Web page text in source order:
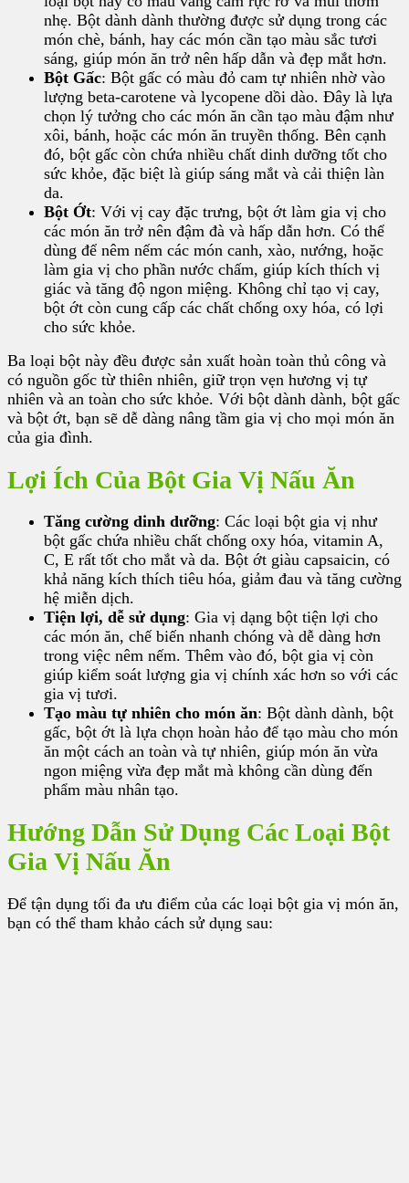
nhẹ. Bột dành dành thường được sử dụng trong các
món chè, bánh, hay các món cần tạo màu sắc tươi
sáng, giúp món ăn trở nên hấp dẫn và đẹp mắt hơn.
Bột Gấc: Bột gấc có màu đỏ cam tự nhiên nhờ vào
lượng beta-carotene và lycopene dồi dào. Đây là lựa
chọn lý tưởng cho các món ăn cần tạo màu đậm như
xôi, bánh, hoặc các món ăn truyền thống. Bên cạnh
đó, bột gấc còn chứa nhiều chất dinh dưỡng tốt cho
sức khỏe, đặc biệt là giúp sáng mắt và cải thiện làn
da.
Bột Ớt: Với vị cay đặc trưng, bột ớt làm gia vị cho
các món ăn trở nên đậm đà và hấp dẫn hơn. Có thể
dùng để nêm nếm các món canh, xào, nướng, hoặc
làm gia vị cho phần nước chấm, giúp kích thích vị
giác và tăng độ ngon miệng. Không chỉ tạo vị cay,
bột ớt còn cung cấp các chất chống oxy hóa, có lợi
cho sức khỏe.
Ba loại bột này đều được sản xuất hoàn toàn thủ công và
có nguồn gốc từ thiên nhiên, giữ trọn vẹn hương vị tự
nhiên và an toàn cho sức khỏe. Với bột dành dành, bột gấc
và bột ớt, bạn sẽ dễ dàng nâng tầm gia vị cho mọi món ăn
của gia đình.
Lợi Ích Của Bột Gia Vị Nấu Ăn
Tăng cường dinh dưỡng: Các loại bột gia vị như
bột gấc chứa nhiều chất chống oxy hóa, vitamin A,
C, E rất tốt cho mắt và da. Bột ớt giàu capsaicin, có
khả năng kích thích tiêu hóa, giảm đau và tăng cường
hệ miễn dịch.
Tiện lợi, dễ sử dụng: Gia vị dạng bột tiện lợi cho
các món ăn, chế biến nhanh chóng và dễ dàng hơn
trong việc nêm nếm. Thêm vào đó, bột gia vị còn
giúp kiểm soát lượng gia vị chính xác hơn so với các
gia vị tươi.
Tạo màu tự nhiên cho món ăn: Bột dành dành, bột
gấc, bột ớt là lựa chọn hoàn hảo để tạo màu cho món
ăn một cách an toàn và tự nhiên, giúp món ăn vừa
ngon miệng vừa đẹp mắt mà không cần dùng đến
phẩm màu nhân tạo.
Hướng Dẫn Sử Dụng Các Loại Bột
Gia Vị Nấu Ăn
Để tận dụng tối đa ưu điểm của các loại bột gia vị món ăn,
bạn có thể tham khảo cách sử dụng sau: